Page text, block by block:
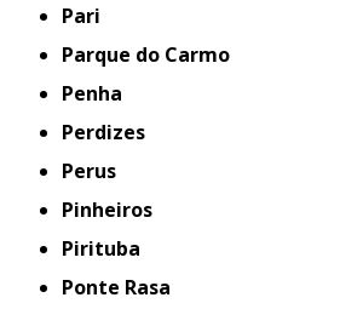
Pari
Parque do Carmo
Penha
Perdizes
Perus
Pinheiros
Pirituba
Ponte Rasa